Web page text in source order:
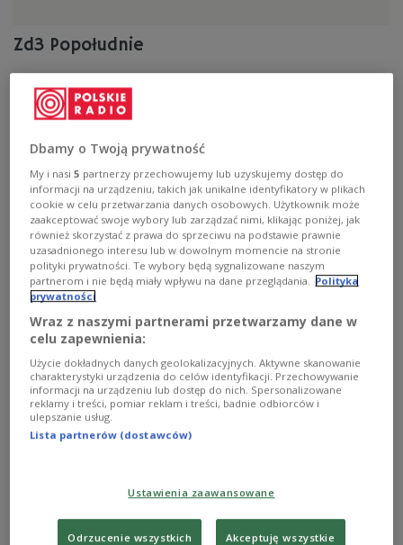
Zd3 Popołudnie
Zalane gospodarstwa i drogi, tysiące domów bez prądu,
podwyższone stany wód w rzekach - to obraz
południowej Polski po przejściu burz. Najpoważniejsza
Opolszczyznie i Podkarpaciu.
Zobacz więcej na temat:powódź dolnośląskie małopolskie
podkarpackie POLSKA podróże
Tu Baron
Dbamy o Twoją prywatność
My i nasi5 partnerzy przechowujemy lub uzyskujemy dostęp do
informacji na urządzeniu, takich jak unikalne identyfikatory w plikach
cookie w celu przetwarzania danych osobowych. Użytkownik może
zaakceptować swoje wybory lub zarządzać nimi, klikając poniżej, jak
również skorzystać z prawa do sprzeciwu na podstawie prawnie
uzasadnionego interesu lub w dowolnym momencie na stronie
polityki prywatności. Te wybory będą sygnalizowane naszym
partnerom i nie będą miały wpływu na dane przeglądania. Polityka
prywatności
Wraz z naszymi partnerami przetwarzamy dane w
celu zapewnienia:
Użycie dokładnych danych geolokalizacyjnych. Aktywne skanowanie
charakterystyki urządzenia do celów identyfikacji. Przechowywanie
informacji na urządzeniu lub dostęp do nich. Spersonalizowane
reklamy i treści, pomiar reklam i treści, badnie odbiorców i
ulepszanie usług.
Lista partnerów (dostawców)
Ustawienia zaawansowane
Odrzucenie wszystkich Akceptuję wszystkie